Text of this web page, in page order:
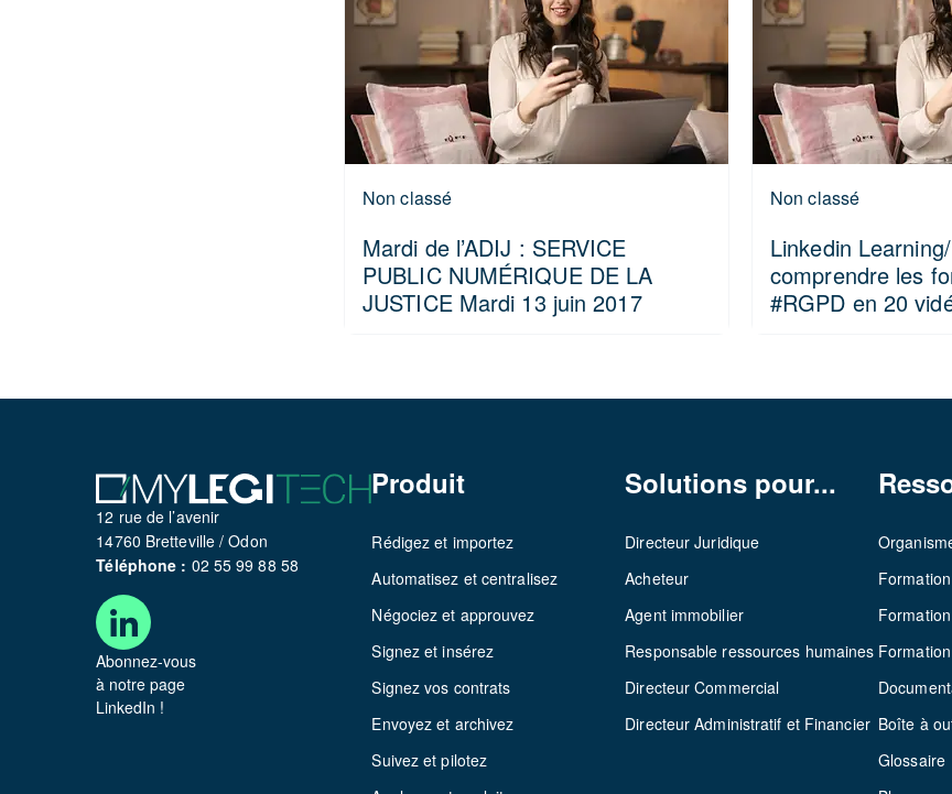
Non classé
Mardi de l’ADIJ : SERVICE
PUBLIC NUMÉRIQUE DE LA
JUSTICE Mardi 13 juin 2017
Non classé
Linkedin
comprendre les
#RGPD en 20
12 rue de l’avenir
14760 Bretteville / Odon
Téléphone : 02 55 99 88 58
Abonnez-vous
à notre page
LinkedIn !
Produit
Rédigez et importez
Automatisez et centralisez
Négociez et approuvez
Signez et insérez
Signez vos contrats
Envoyez et archivez
Suivez et pilotez
Solutions pour...
Directeur Juridique
Acheteur
Agent immobilier
Responsable ressources humaines
Directeur Commercial
Directeur Administratif et Financier Boîte à
Glossaire